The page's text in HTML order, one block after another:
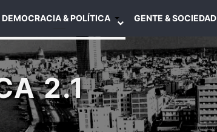
DEMOCRACIA & POLÍTICA GENTE & SOCIEDAD
2.1